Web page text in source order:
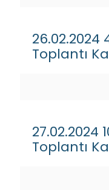
26.02.2024
Toplantı
27.02.2024
Toplantı